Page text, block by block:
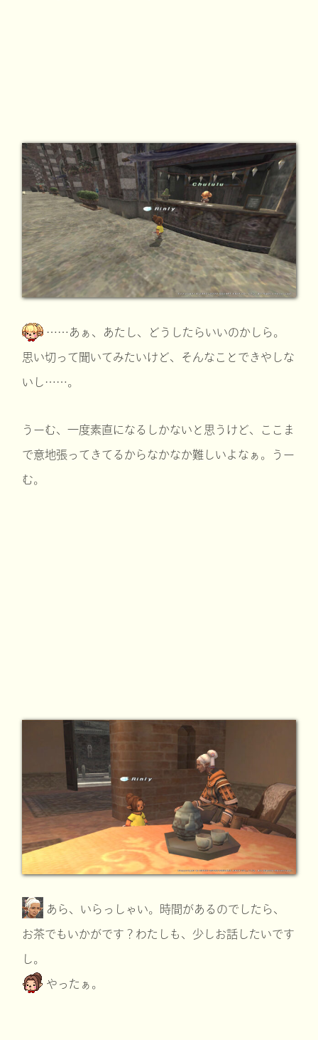
……あぁ、あたし、どうしたらいいのかしら。
思い切って聞いてみたいけど、そんなことできやしな
いし……。
うーむ、一度素直になるしかないと思うけど、ここま
で意地張ってきてるからなかなか難しいよなぁ。うー
む。
あら、いらっしゃい。時間があるのでしたら、
お茶でもいかがです？わたしも、少しお話したいです
し。
やったぁ。